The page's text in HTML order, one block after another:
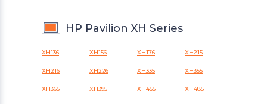
HP Pavilion XH Series
XH136 XH156 XH176 XH215
XH216 XH226 XH335 XH355
XH365 XH395 XH455 XH485